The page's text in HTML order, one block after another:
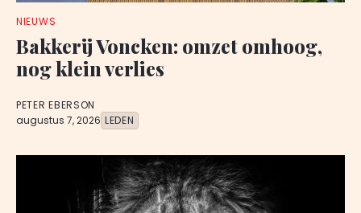
NIEUWS
Bakkerij Voncken: omzet omhoog,
nog klein verlies
PETER EBERSON
augustus 7, 2026 LEDEN